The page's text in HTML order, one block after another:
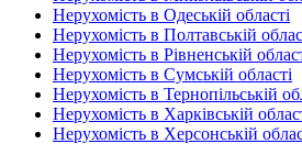
Нерухомість в Одеській області
Нерухомість в Полтавській
Нерухомість в Рівненській
Нерухомість в Сумській області
Нерухомість в Тернопільській
Нерухомість в Харківській
Нерухомість в Херсонській